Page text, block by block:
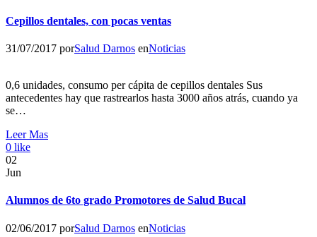
Cepillos dentales, con pocas ventas
31/07/2017 porSalud Darnos enNoticias
0,6 unidades, consumo per cápita de cepillos dentales Sus
antecedentes hay que rastrearlos hasta 3000 años atrás, cuando ya
se…
Leer Mas
0 like
02
Jun
Alumnos de 6to grado Promotores de Salud Bucal
02/06/2017 porSalud Darnos enNoticias